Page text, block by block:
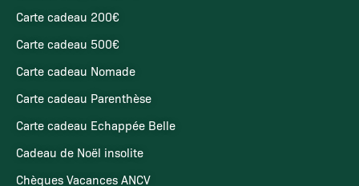
Carte cadeau 200€
Carte cadeau 500€
Carte cadeau Nomade
Carte cadeau Parenthèse
Carte cadeau Echappée Belle
Cadeau de Noël insolite
Chèques Vacances ANCV